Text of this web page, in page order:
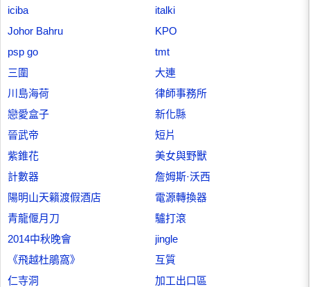
iciba
italki
Johor Bahru
KPO
psp go
tmt
三圍
大連
川島海荷
律師事務所
戀愛盒子
新化縣
晉武帝
短片
紫錐花
美女與野獸
計數器
詹姆斯·沃西
陽明山天籟渡假酒店
電源轉換器
青龍偃月刀
驢打滾
2014中秋晚會
jingle
《飛越杜鵑窩》
互質
仁寺洞
加工出口區